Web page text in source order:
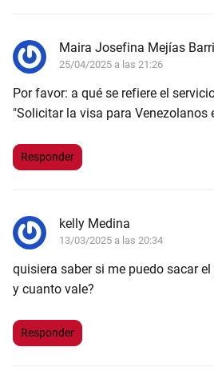
Maira Josefina Mejías
25/04/2025 a las 21:26
Por favor: a qué se refiere el
"Solicitar la visa para Venezolanos
Responder
kelly Medina
13/03/2025 a las 20:34
quisiera saber si me puedo sacar
y cuanto vale?
Responder